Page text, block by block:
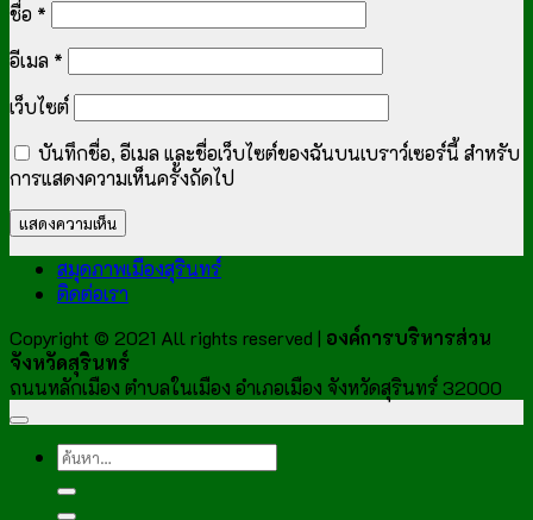
ชื่อ *
อีเมล *
เว็บไซต์
บันทึกชื่อ, อีเมล และชื่อเว็บไซต์ของฉันบนเบราว์เซอร์นี้ สำหรับ
การแสดงความเห็นครั้งถัดไป
สมุดภาพเมืองสุรินทร์
ติดต่อเรา
Copyright © 2021 All rights reserved | องค์การบริหารส่วน
จังหวัดสุรินทร์
ถนนหลักเมือง ตำบลในเมือง อำเภอเมือง จังหวัดสุรินทร์ 32000